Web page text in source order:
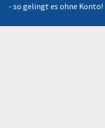
- so gelingt es ohne Konto!